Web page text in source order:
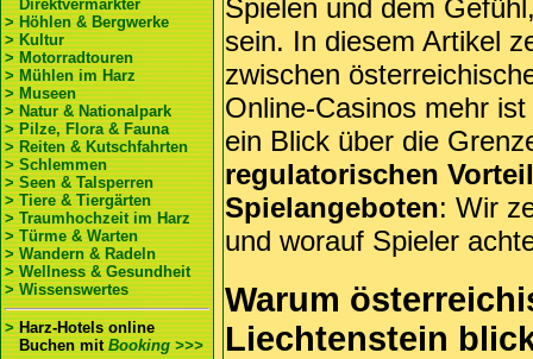
Direktvermarkter
> Höhlen & Bergwerke
> Kultur
> Motorradtouren
> Mühlen im Harz
> Museen
> Natur & Nationalpark
> Pilze, Flora & Fauna
> Reiten & Kutschfahrten
> Schlemmen
> Seen & Talsperren
> Tiere & Tiergärten
> Traumhochzeit im Harz
> Türme & Warten
> Wandern & Radeln
> Wellness & Gesundheit
> Wissenswertes
>Harz-Hotels online
Buchen mit Booking >>>
Spielen und dem
sein. In diesem Artikel
zwischen
Online-Casinos mehr
ein Blick über die
regulatorischen
Spielangeboten: Wir
und worauf Spieler
Warum
Liechtenstein